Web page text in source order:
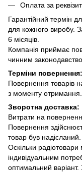
Оплата за
Гарантійний термін
для кожного виробу.
6 місяців.
Компанія приймає
чинним
Терміни повернення:
Повернення товарів
з моменту отримання.
Зворотна доставка:
Витрати на
Повернення
товар був надісланий.
Оскільки
індивідуальним
оптимальний